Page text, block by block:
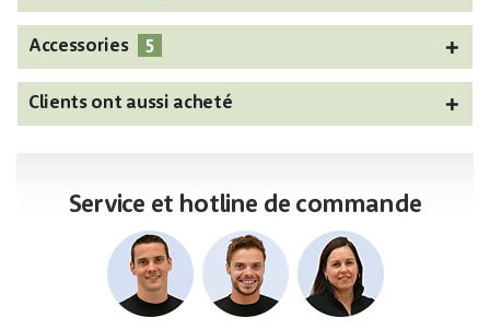
Accessories 5
Clients ont aussi acheté
Service et hotline de commande